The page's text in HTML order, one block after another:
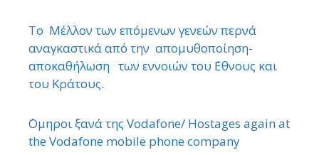
Το Μέλλον των επόμενων γενεών περνά
αναγκαστικά από την απομυθοποίηση-
αποκαθήλωση των εννοιών του ΄Εθνους και
του Κράτους.
΄Ομηροι ξανά της Vodafone/ Hostages again at
the Vodafone mobile phone company